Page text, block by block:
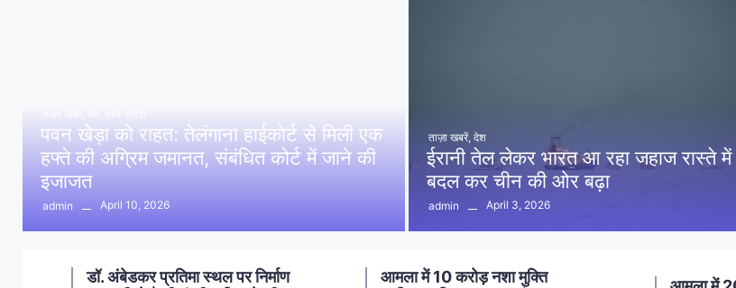
पवन खेड़ा को राहत: तेलंगाना हाईकोर्ट से मिली एक
हफ्ते की अग्रिम जमानत, संबंधित कोर्ट में जाने की
इजाजत
admin April 10, 2026
ताज़ा खबरें, देश
ईरानी तेल लेकर भारत आ रहा जहाज रास्ते
बदल कर चीन की ओर बढ़ा
admin April 3, 2026
आमला में 10 करोड़ नशा मुक्ति